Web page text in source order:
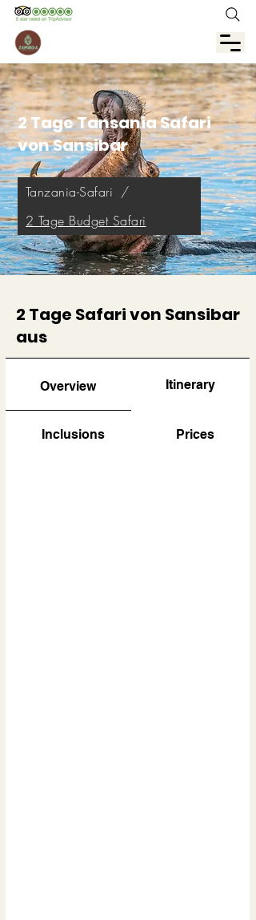
2 Tage Tansania Safari
von Sansibar
Tanzania-Safari /
2 Tage Budget Safari
2 Tage Safari von Sansibar
aus
Overview Itinerary
Inclusions Prices